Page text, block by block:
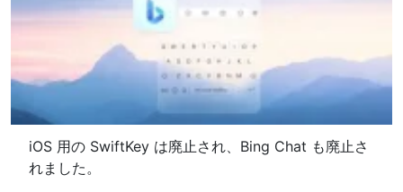
iOS 用の SwiftKey は廃止され、Bing Chat も廃止さ
れました。